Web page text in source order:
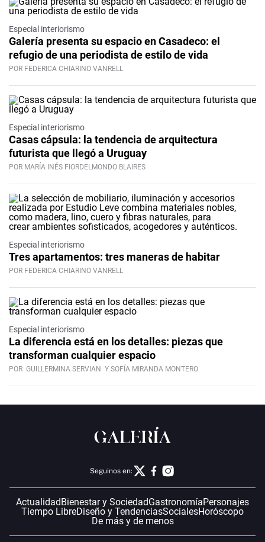
Especial interiorismo
Galería presenta su espacio en Casadeco: el
refugio de una periodista de estilo de vida
POR FEDERICA CHIARINO VANRELL
Especial interiorismo
Casas cápsula: la tendencia de arquitectura
futurista que llegó a Uruguay
POR MARÍA INÉS FIORDELMONDO BLAIRES
Especial interiorismo
Tres apartamentos: tres maneras de habitar
POR FEDERICA CHIARINO VANRELL
Especial interiorismo
La diferencia está en los detalles: piezas que
transforman cualquier espacio
POR GUILLERMINA SERVIAN Y SOFÍA MIRANDA MONTERO
Seguinos en:
Actualidad Bienestar y SociedadGastronomíaPersonajes
Tiempo LibreDiseño y TendenciasSocialesHoróscopo
De más y de menos